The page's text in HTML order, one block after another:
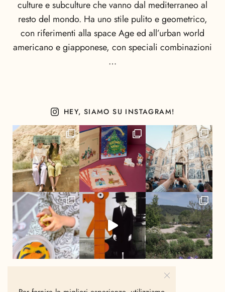
culture e subculture che vanno dal mediterraneo al
resto del mondo. Ha uno stile pulito e geometrico,
con riferimenti alla space Age ed all’urban world
americano e giapponese, con speciali combinazioni
…
HEY, SIAMO SU INSTAGRAM!